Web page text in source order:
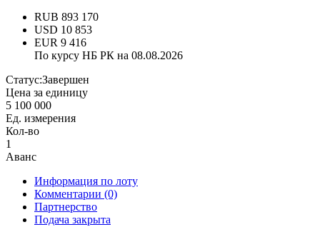
RUB 893 170
USD 10 853
EUR 9 416
По курсу НБ РК на 08.08.2026
Статус:Завершен
Цена за единицу
5 100 000
Ед. измерения
Кол-во
1
Аванс
Информация по лоту
Комментарии (0)
Партнерство
Подача закрыта